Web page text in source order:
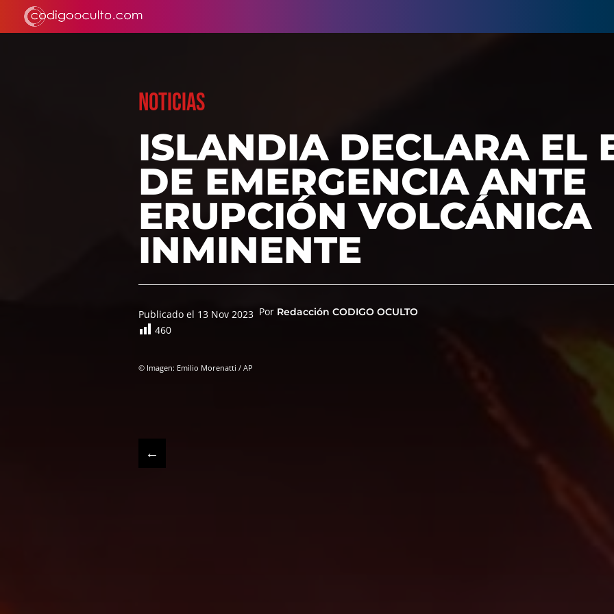
NOTICIAS
ISLANDIA DECLARA EL
DE EMERGENCIA ANTE
ERUPCIÓN VOLCÁNICA
INMINENTE
Publicado el 13 Nov 2023 Por Redacción CODIGO OCULTO
460
© Imagen: Emilio Morenatti / AP
←